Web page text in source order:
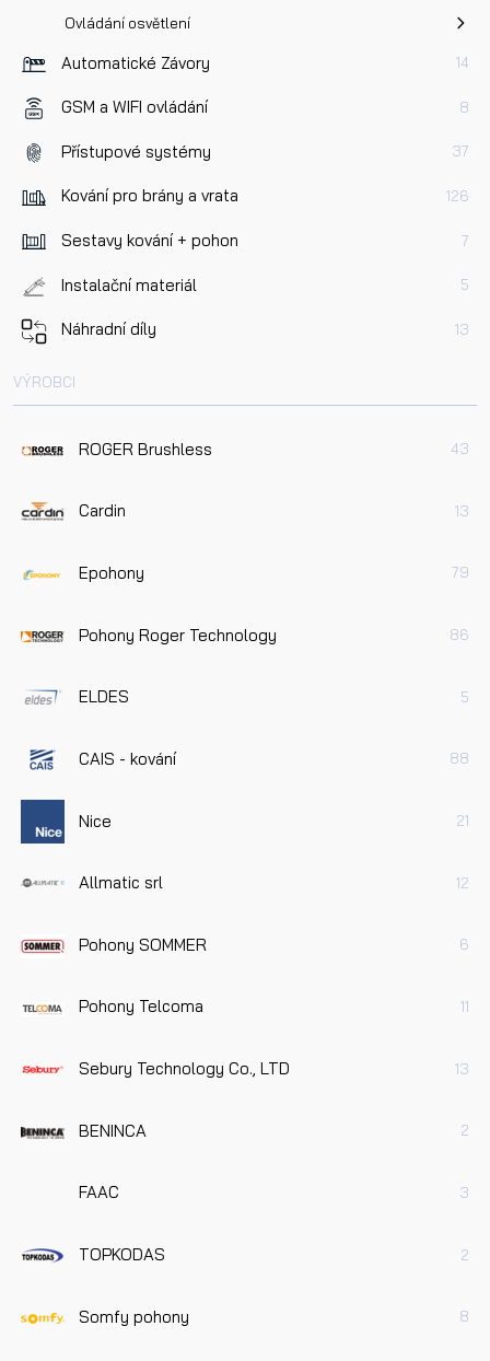
Ovládání osvětlení
Automatické Závory 14
GSM a WIFI ovládání 8
Přístupové systémy 37
Kování pro brány a vrata 126
Sestavy kování + pohon 7
Instalační materiál 5
Náhradní díly 13
VÝROBCI
ROGER Brushless 43
Cardin 13
Epohony 79
Pohony Roger Technology 86
ELDES 5
CAIS - kování 88
Nice 21
Allmatic srl 12
Pohony SOMMER 6
Pohony Telcoma 11
Sebury Technology Co., LTD 13
BENINCA 2
FAAC 3
TOPKODAS 2
Somfy pohony 8